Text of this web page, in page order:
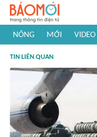
NÓNG MỚI VIDEO
#Khám phá thế giới
TIN LIÊN QUAN